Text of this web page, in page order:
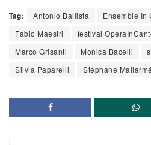
Tag: Antonio Ballista Ensemble In
Fabio Maestri
festival
Marco Grisanti
Monica Bacelli
Silvia Paparelli
Stéphane Mallarmé